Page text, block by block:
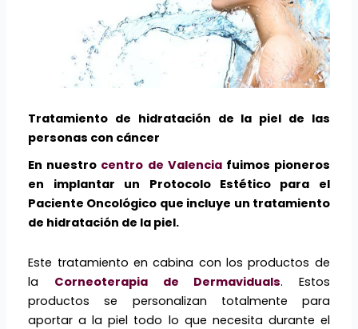
Tratamiento de hidratación de la piel de las
personas con cáncer
En nuestro centro de Valenciafuimos pioneros
en implantar un Protocolo Estético para el
Paciente Oncológico que incluye un tratamiento
de hidratación de la piel.
Este tratamiento en cabina con los productos de
la Corneoterapia de Dermaviduals. Estos
productos se personalizan totalmente para
aportar a la piel todo lo que necesita durante el